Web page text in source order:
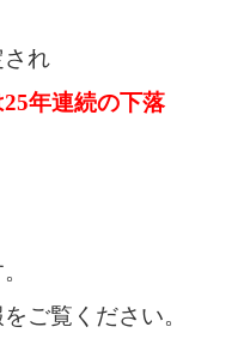
れ
年連続の下落
ご覧ください。